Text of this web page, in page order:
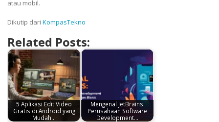
atau mobil.
Dikutip dari KompasTekno
Related Posts:
5 Aplikasi Edit Video
Gratis di Android yang
Mudah…
Mengenal JetBrains:
Perusahaan Software
Development…